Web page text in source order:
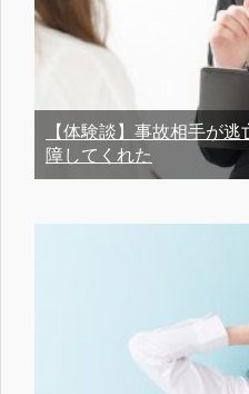
【体験談】事故相手が
障してくれた